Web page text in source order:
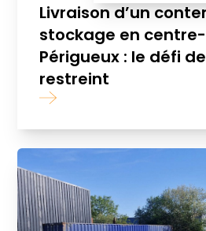
Livraison d’un
stockage en
Périgueux : le défi
restreint